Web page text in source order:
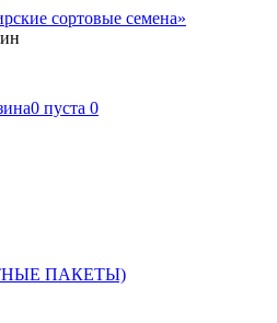
0 пуста 0
ПАКЕТЫ)